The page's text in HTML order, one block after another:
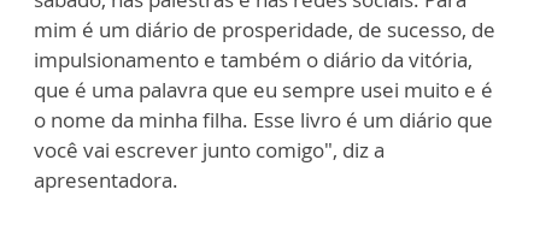
mim é um diário de prosperidade, de sucesso, de
impulsionamento e também o diário da vitória,
que é uma palavra que eu sempre usei muito e é
o nome da minha filha. Esse livro é um diário que
você vai escrever junto comigo", diz a
apresentadora.